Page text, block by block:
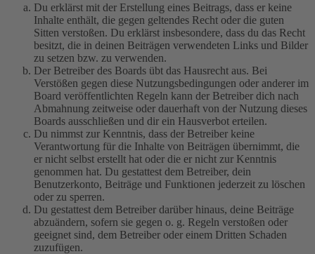
Du erklärst mit der Erstellung eines Beitrags, dass er keine
Inhalte enthält, die gegen geltendes Recht oder die guten
Sitten verstoßen. Du erklärst insbesondere, dass du das Recht
besitzt, die in deinen Beiträgen verwendeten Links und Bilder
zu setzen bzw. zu verwenden.
Der Betreiber des Boards übt das Hausrecht aus. Bei
Verstößen gegen diese Nutzungsbedingungen oder anderer im
Board veröffentlichten Regeln kann der Betreiber dich nach
Abmahnung zeitweise oder dauerhaft von der Nutzung dieses
Boards ausschließen und dir ein Hausverbot erteilen.
Du nimmst zur Kenntnis, dass der Betreiber keine
Verantwortung für die Inhalte von Beiträgen übernimmt, die
er nicht selbst erstellt hat oder die er nicht zur Kenntnis
genommen hat. Du gestattest dem Betreiber, dein
Benutzerkonto, Beiträge und Funktionen jederzeit zu löschen
oder zu sperren.
Du gestattest dem Betreiber darüber hinaus, deine Beiträge
abzuändern, sofern sie gegen o. g. Regeln verstoßen oder
geeignet sind, dem Betreiber oder einem Dritten Schaden
zuzufügen.